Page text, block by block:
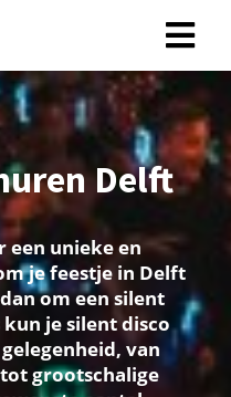
Delft
een unieke en
je feestje in Delft
om een silent
je silent disco
van
grootschalige